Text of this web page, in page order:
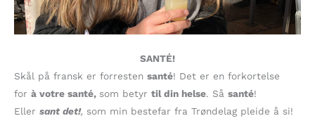
SANTÉ!
Skål på fransk er forresten santé! Det er en forkortelse
for à votre santé, som betyr til din helse. Så santé!
Eller sant det!, som min bestefar fra Trøndelag pleide å si!